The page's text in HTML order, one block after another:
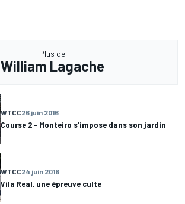
Plus de
William Lagache
WTCC26 juin 2016
Course 2 - Monteiro s'impose dans son jardin
WTCC24 juin 2016
Vila Real, une épreuve culte